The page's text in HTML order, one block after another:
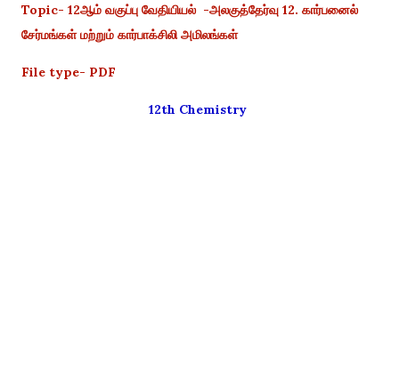
Topic- 12ஆம் வகுப்பு வேதியியல் -அலகுத்தேர்வு 12. கார்பனைல்
சேர்மங்கள் மற்றும் கார்பாக்சிலி அமிலங்கள்
File type- PDF
12th Chemistry